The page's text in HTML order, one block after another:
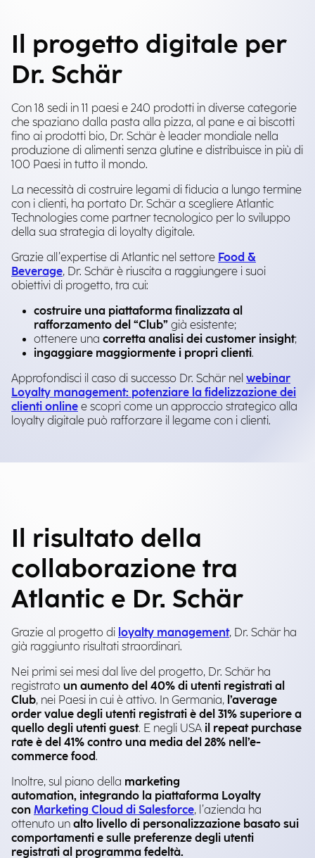
Il progetto digitale per
Dr. Schär
Con 18 sedi in 11 paesi e 240 prodotti in diverse categorie
che spaziano dalla pasta alla pizza, al pane e ai biscotti
fino ai prodotti bio, Dr. Schär è leader mondiale nella
produzione di alimenti senza glutine e distribuisce in più di
100 Paesi in tutto il mondo.
La necessità di costruire legami di fiducia a lungo termine
con i clienti, ha portato Dr. Schär a scegliere Atlantic
Technologies come partner tecnologico per lo sviluppo
della sua strategia di loyalty digitale.
Grazie all’expertise di Atlantic nel settore Food &
Beverage, Dr. Schär è riuscita a raggiungere i suoi
obiettivi di progetto, tra cui:
costruire una piattaforma finalizzata al
rafforzamento del “Club” già esistente;
ottenere una corretta analisi dei customer insight;
ingaggiare maggiormente i propri clienti.
Approfondisci il caso di successo Dr. Schär nel webinar
Loyalty management: potenziare la fidelizzazione dei
clienti online e scopri come un approccio strategico alla
loyalty digitale può rafforzare il legame con i clienti.
Il risultato della
collaborazione tra
Atlantic e Dr. Schär
Grazie al progetto di loyalty management, Dr. Schär ha
già raggiunto risultati straordinari.
Nei primi sei mesi dal live del progetto, Dr. Schär ha
registrato un aumento del 40% di utenti registrati al
Club, nei Paesi in cui è attivo. In Germania, l’average
order value degli utenti registrati è del 31% superiore a
quello degli utenti guest. E negli USA il repeat purchase
rate è del 41% contro una media del 28% nell’e-
commerce food.
Inoltre, sul piano della marketing
automation, integrando la piattaforma Loyalty
con Marketing Cloud di Salesforce, l’azienda ha
ottenuto un alto livello di personalizzazione basato sui
comportamenti e sulle preferenze degli utenti
registrati al programma fedeltà.